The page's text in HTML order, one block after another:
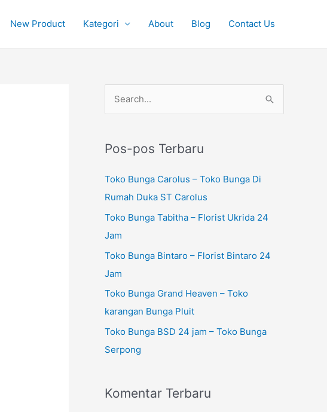
New Product Kategori About Blog Contact Us
i
u
n
Pos-pos Terbaru
Toko Bunga Carolus – Toko Bunga Di
Rumah Duka ST Carolus
Toko Bunga Tabitha – Florist Ukrida 24
Jam
Toko Bunga Bintaro – Florist Bintaro 24
Jam
Toko Bunga Grand Heaven – Toko
karangan Bunga Pluit
Toko Bunga BSD 24 jam – Toko Bunga
Serpong
Komentar Terbaru
c
r
i
a
n
u
n
t
u
k
: